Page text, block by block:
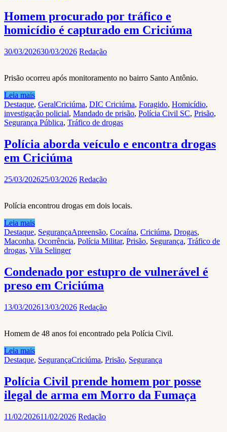
Homem procurado por tráfico e
homicídio é capturado em Criciúma
30/03/202630/03/2026 Redação
Prisão ocorreu após monitoramento no bairro Santo Antônio.
Leia mais
Destaque, GeralCriciúma, DIC Criciúma, Foragido, Homicídio,
investigação policial, Mandado de prisão, Polícia Civil SC, Prisão,
Segurança Pública, Tráfico de drogas
Polícia aborda veículo e encontra drogas
em Criciúma
25/03/202625/03/2026 Redação
Polícia encontrou drogas em dois locais.
Leia mais
Destaque, SegurançaApreensão, Cocaína, Criciúma, Drogas,
Maconha, Ocorrência, Polícia Militar, Prisão, Segurança, Tráfico de
drogas, Vila Selinger
Condenado por estupro de vulnerável é
preso em Criciúma
13/03/202613/03/2026 Redação
Homem de 48 anos foi encontrado pela Polícia Civil.
Leia mais
Destaque, SegurançaCriciúma, Prisão, Segurança
Polícia Civil prende homem por posse
ilegal de arma em Morro da Fumaça
11/02/202611/02/2026 Redação